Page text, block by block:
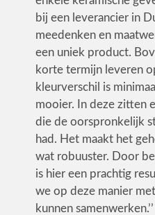
bij een leverancier in
meedenken en
een uniek product.
korte termijn leveren
kleurverschil is
mooier. In deze zitten
die de oorspronkelijk
had. Het maakt het
wat robuuster. Door
is hier een prachtig
we op deze manier
kunnen samenwerken.’’